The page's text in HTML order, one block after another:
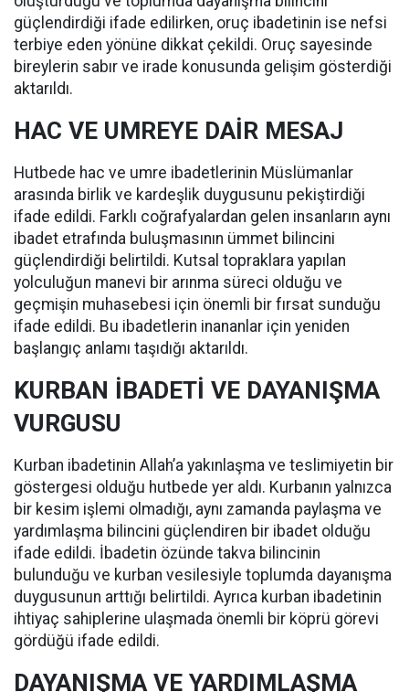
güçlendirdiği ifade edilirken, oruç ibadetinin ise nefsi
terbiye eden yönüne dikkat çekildi. Oruç sayesinde
bireylerin sabır ve irade konusunda gelişim gösterdiği
aktarıldı.
HAC VE UMREYE DAİR MESAJ
Hutbede hac ve umre ibadetlerinin Müslümanlar
arasında birlik ve kardeşlik duygusunu pekiştirdiği
ifade edildi. Farklı coğrafyalardan gelen insanların aynı
ibadet etrafında buluşmasının ümmet bilincini
güçlendirdiği belirtildi. Kutsal topraklara yapılan
yolculuğun manevi bir arınma süreci olduğu ve
geçmişin muhasebesi için önemli bir fırsat sunduğu
ifade edildi. Bu ibadetlerin inananlar için yeniden
başlangıç anlamı taşıdığı aktarıldı.
KURBAN İBADETİ VE DAYANIŞMA
VURGUSU
Kurban ibadetinin Allah’a yakınlaşma ve teslimiyetin bir
göstergesi olduğu hutbede yer aldı. Kurbanın yalnızca
bir kesim işlemi olmadığı, aynı zamanda paylaşma ve
yardımlaşma bilincini güçlendiren bir ibadet olduğu
ifade edildi. İbadetin özünde takva bilincinin
bulunduğu ve kurban vesilesiyle toplumda dayanışma
duygusunun arttığı belirtildi. Ayrıca kurban ibadetinin
ihtiyaç sahiplerine ulaşmada önemli bir köprü görevi
gördüğü ifade edildi.
DAYANIŞMA VE YARDIMLAŞMA